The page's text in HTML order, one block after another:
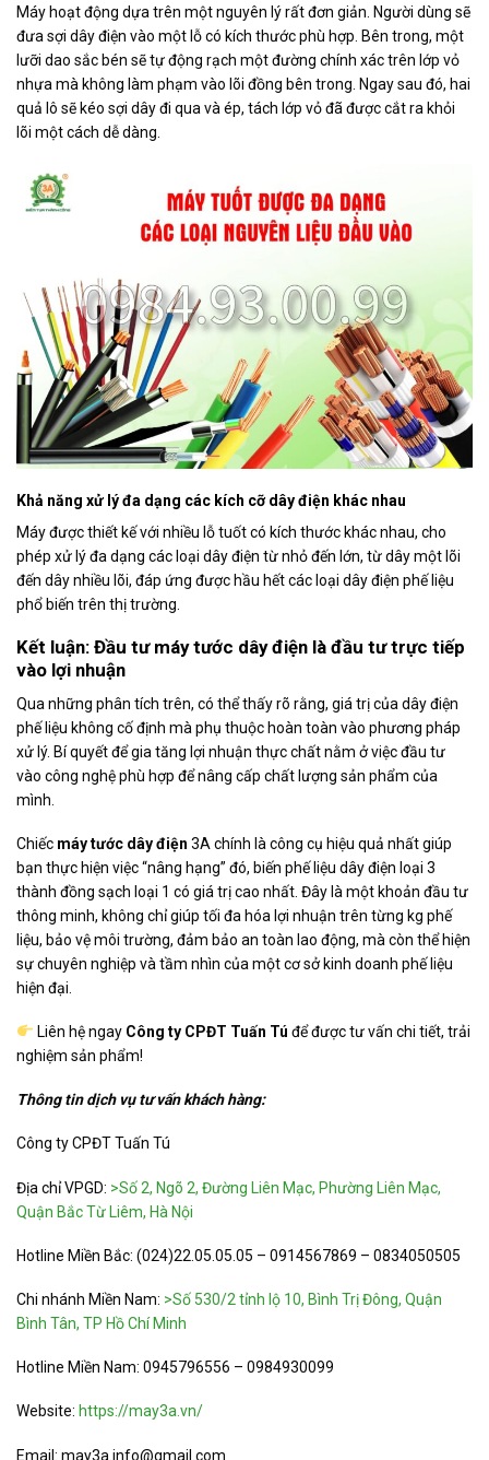
Máy hoạt động dựa trên một nguyên lý rất đơn giản. Người dùng sẽ
đưa sợi dây điện vào một lỗ có kích thước phù hợp. Bên trong, một
lưỡi dao sắc bén sẽ tự động rạch một đường chính xác trên lớp vỏ
nhựa mà không làm phạm vào lõi đồng bên trong. Ngay sau đó, hai
quả lô sẽ kéo sợi dây đi qua và ép, tách lớp vỏ đã được cắt ra khỏi
lõi một cách dễ dàng.
Khả năng xử lý đa dạng các kích cỡ dây điện khác nhau
Máy được thiết kế với nhiều lỗ tuốt có kích thước khác nhau, cho
phép xử lý đa dạng các loại dây điện từ nhỏ đến lớn, từ dây một lõi
đến dây nhiều lõi, đáp ứng được hầu hết các loại dây điện phế liệu
phổ biến trên thị trường.
Kết luận: Đầu tư máy tước dây điện là đầu tư trực tiếp
vào lợi nhuận
Qua những phân tích trên, có thể thấy rõ rằng, giá trị của dây điện
phế liệu không cố định mà phụ thuộc hoàn toàn vào phương pháp
xử lý. Bí quyết để gia tăng lợi nhuận thực chất nằm ở việc đầu tư
vào công nghệ phù hợp để nâng cấp chất lượng sản phẩm của
mình.
Chiếc máy tước dây điện 3A chính là công cụ hiệu quả nhất giúp
bạn thực hiện việc “nâng hạng” đó, biến phế liệu dây điện loại 3
thành đồng sạch loại 1 có giá trị cao nhất. Đây là một khoản đầu tư
thông minh, không chỉ giúp tối đa hóa lợi nhuận trên từng kg phế
liệu, bảo vệ môi trường, đảm bảo an toàn lao động, mà còn thể hiện
sự chuyên nghiệp và tầm nhìn của một cơ sở kinh doanh phế liệu
hiện đại.
Liên hệ ngay Công ty CPĐT Tuấn Tú để được tư vấn chi tiết, trải
nghiệm sản phẩm!
Thông tin dịch vụ tư vấn khách hàng:
Công ty CPĐT Tuấn Tú
Địa chỉ VPGD: >Số 2, Ngõ 2, Đường Liên Mạc, Phường Liên Mạc,
Quận Bắc Từ Liêm, Hà Nội
Hotline Miền Bắc: (024)22.05.05.05 – 0914567869 – 0834050505
Chi nhánh Miền Nam: >Số 530/2 tỉnh lộ 10, Bình Trị Đông, Quận
Bình Tân, TP Hồ Chí Minh
Hotline Miền Nam: 0945796556 – 0984930099
Website: https://may3a.vn/
Email: may3a.info@gmail.com